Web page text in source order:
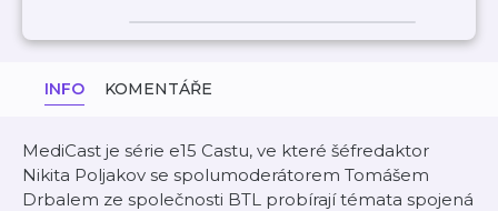
INFO KOMENTÁŘE
MediCast je série e15 Castu, ve které šéfredaktor
Nikita Poljakov se spolumoderátorem Tomášem
Drbalem ze společnosti BTL probírají témata spojená